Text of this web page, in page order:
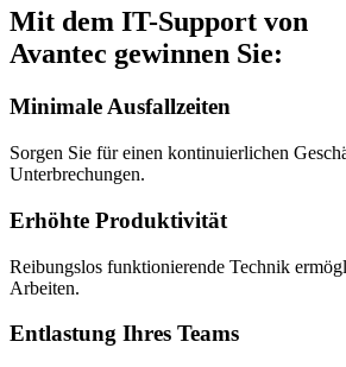
Mit dem IT-Support von
Avantec gewinnen Sie:
Minimale Ausfallzeiten
Sorgen Sie für einen kontinuierlichen
Unterbrechungen.
Erhöhte Produktivität
Reibungslos funktionierende Technik
Arbeiten.
Entlastung Ihres Teams